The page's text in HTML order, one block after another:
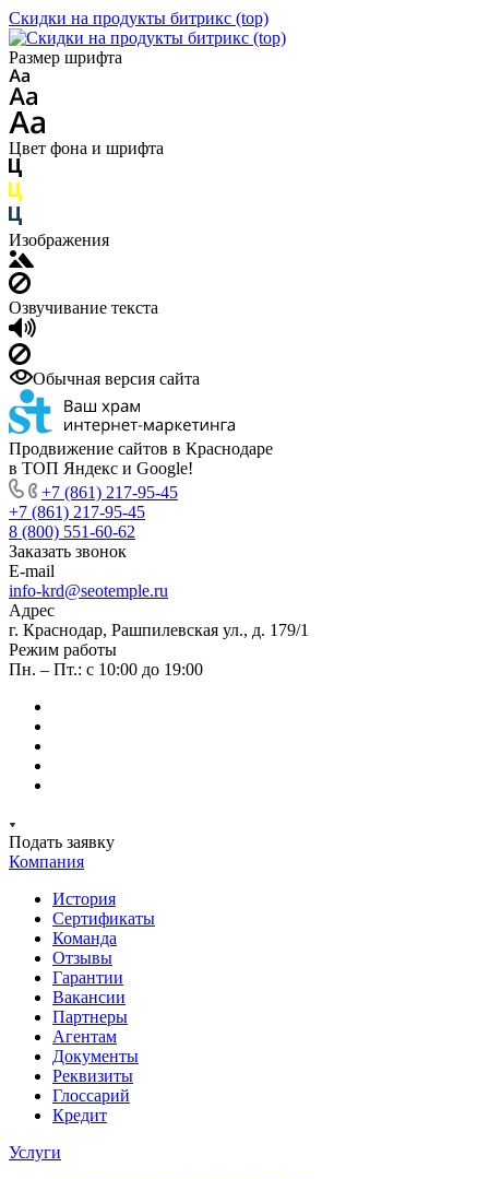
Скидки на продукты битрикс (top)
Размер шрифта
Цвет фона и шрифта
Изображения
Озвучивание текста
Обычная версия сайта
Продвижение сайтов в Краснодаре
в ТОП Яндекс и Google!
+7 (861) 217-95-45
+7 (861) 217-95-45
8 (800) 551-60-62
Заказать звонок
E-mail
info-krd@seotemple.ru
Адрес
г. Краснодар, Рашпилевская ул., д. 179/1
Режим работы
Пн. – Пт.: с 10:00 до 19:00
Подать заявку
Компания
История
Сертификаты
Команда
Отзывы
Гарантии
Вакансии
Партнеры
Агентам
Документы
Реквизиты
Глоссарий
Кредит
Услуги